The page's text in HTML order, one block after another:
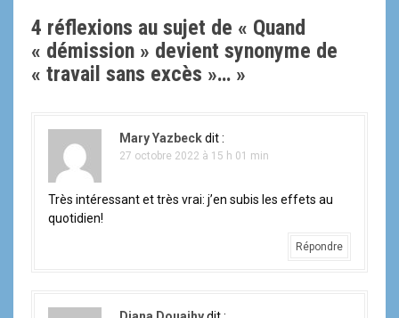
g
a
4 réflexions au sujet de « Quand
« démission » devient synonyme de
« travail sans excès »… »
Mary Yazbeckdit :
27 octobre 2022 à 15 h 01 min
Très intéressant et très vrai: j’en subis les effets au
quotidien!
Répondre